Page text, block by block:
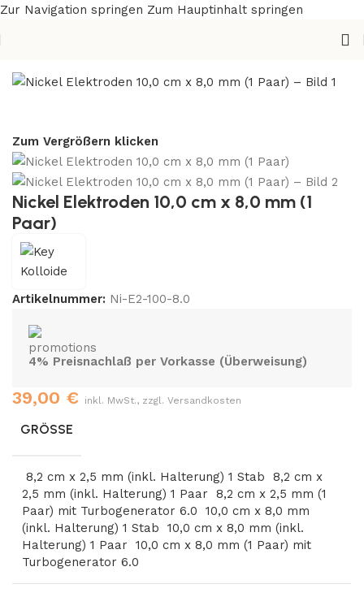
Zur Navigation springen Zum Hauptinhalt springen
Zum Vergrößern klicken
Nickel Elektroden 10,0 cm x 8,0 mm (1
Paar)
Artikelnummer: Ni-E2-100-8.0
4% Preisnachlaß per Vorkasse (Überweisung)
39,00 € inkl. MwSt., zzgl. Versandkosten
GRÖSSE
8,2 cm x 2,5 mm (inkl. Halterung) 1 Stab
8,2 cm x
2,5 mm (inkl. Halterung) 1 Paar
8,2 cm x 2,5 mm (1
Paar) mit Turbogenerator 6.0
10,0 cm x 8,0 mm
(inkl. Halterung) 1 Stab
10,0 cm x 8,0 mm (inkl.
Halterung) 1 Paar
10,0 cm x 8,0 mm (1 Paar) mit
Turbogenerator 6.0